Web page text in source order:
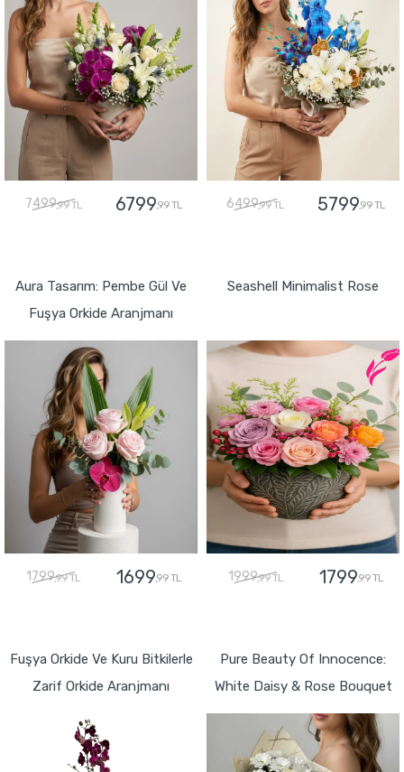
7499,99 TL 6799,99 TL 6499,99 TL 5799,99 TL
Aura Tasarım: Pembe Gül Ve
Fuşya Orkide Aranjmanı
1799,99 TL 1699,99 TL
Seashell Minimalist Rose
1999,99 TL 1799,99 TL
Fuşya Orkide Ve Kuru Bitkilerle
Zarif Orkide Aranjmanı
Pure Beauty Of Innocence:
White Daisy & Rose Bouquet